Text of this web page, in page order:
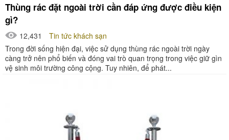
Thùng rác đặt ngoài trời cần đáp ứng được điều kiện
gì?
12,431
Tin tức khách sạn
Trong đời sống hiện đại, việc sử dụng thùng rác ngoài trời ngày
càng trở nên phổ biến và đóng vai trò quan trọng trong việc giữ gìn
vệ sinh môi trường công cộng. Tuy nhiên, để phát...